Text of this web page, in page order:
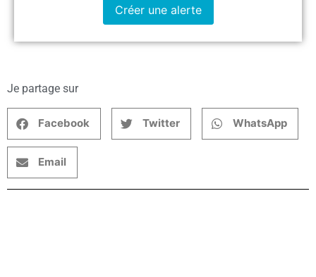
Créer une alerte
Je partage sur
Facebook Twitter WhatsApp
Email